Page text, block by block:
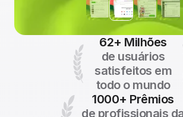
62+ Milhões
de usuários
satisfeitos em
todo o mundo
1000+ Prêmios
de profissionais